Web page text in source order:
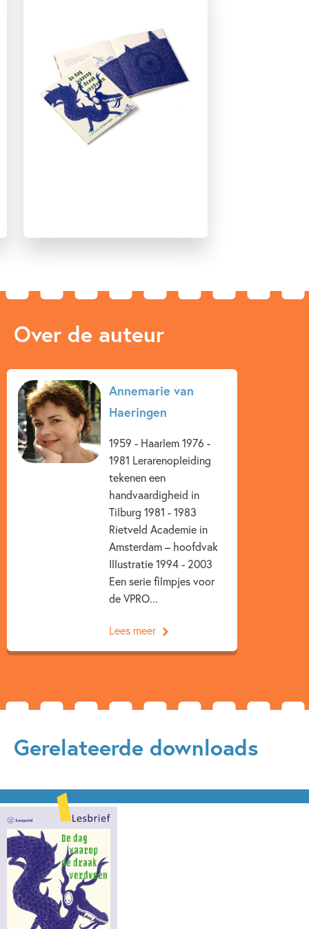
Over de auteur
Annemarie van
Haeringen
1959 - Haarlem 1976 -
1981 Lerarenopleiding
tekenen een
handvaardigheid in
Tilburg 1981 - 1983
Rietveld Academie in
Amsterdam – hoofdvak
Illustratie 1994 - 2003
Een serie filmpjes voor
de VPRO...
Lees meer
Gerelateerde downloads